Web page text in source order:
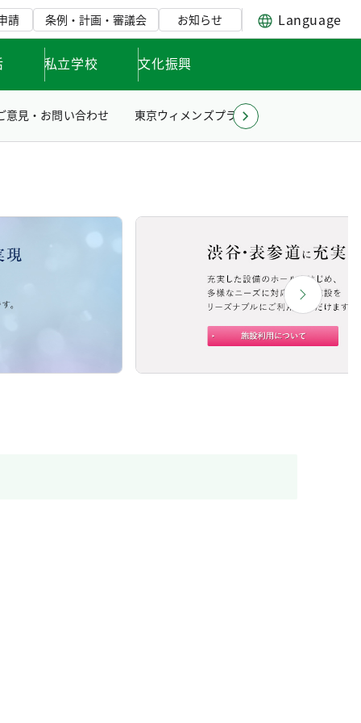
請 条例・計画・審議会 お知らせ Language
私立学校 文化振興
意見・お問い合わせ 東京ウィメンズプラザとは